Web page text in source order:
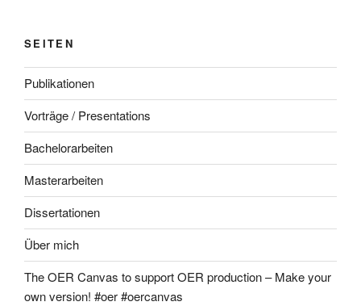
SEITEN
Publikationen
Vorträge / Presentations
Bachelorarbeiten
Masterarbeiten
Dissertationen
Über mich
The OER Canvas to support OER production – Make your
own version! #oer #oercanvas